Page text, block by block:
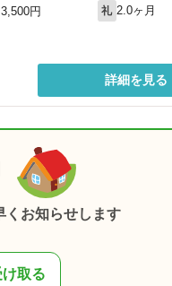
3,500円
礼 2.0ヶ月
詳細を見る
くお知らせします
取る